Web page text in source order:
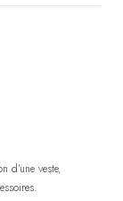
d'une veste,